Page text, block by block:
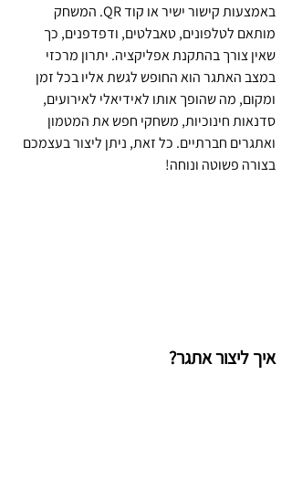
באמצעות קישור ישיר או קוד QR. המשחק
מותאם לטלפונים, טאבלטים, ודפדפנים, כך
שאין צורך בהתקנת אפליקציה. יתרון מרכזי
במצב האתגר הוא החופש לגשת אליו בכל זמן
ומקום, מה שהופך אותו לאידיאלי לאירועים,
סדנאות חינוכיות, משחקי חפש את המטמון
ואתגרים חברתיים. כל זאת, ניתן ליצור בעצמכם
בצורה פשוטה ונוחה!
איך ליצור אתגר?